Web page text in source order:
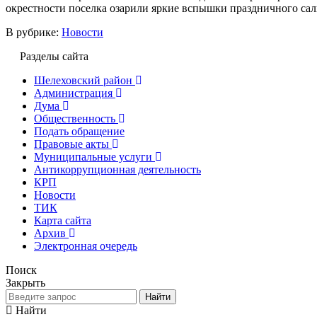
окрестности поселка озарили яркие вспышки праздничного
В рубрике: Новости
Разделы сайта
Шелеховский район
Администрация
Дума
Общественность
Подать обращение
Правовые акты
Муниципальные услуги
Антикоррупционная деятельность
КРП
Новости
ТИК
Карта сайта
Архив
Электронная очередь
Поиск
Закрыть
Найти
Найти